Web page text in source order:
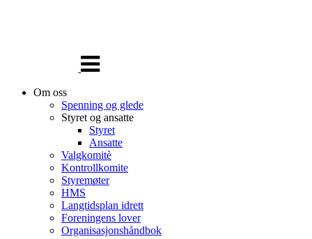
navigasjon
Om oss
Spenning og glede
Styret og ansatte
Styret
Ansatte
Valgkomitè
Kontrollkomite
Styremøter
HMS
Langtidsplan idrett
Foreningens lover
Organisasjonshåndbok